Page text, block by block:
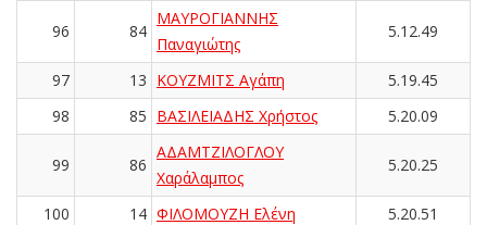
96 84
ΜΑΥΡΟΓΙΑΝΝΗΣ
Παναγιώτης
5.12.49
97 13 ΚΟΥΖΜΙΤΣ Αγάπη
5.19.45
98
85 ΒΑΣΙΛΕΙΑΔΗΣ Χρήστος 5.20.09
99 86
ΑΔΑΜΤΖΙΛΟΓΛΟΥ
Χαράλαμπος
5.20.25
100 14 ΦΙΛΟΜΟΥΖΗ Ελένη 5.20.51